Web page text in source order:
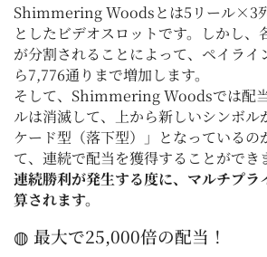
Shimmering Woodsとは5リール×3
としたビデオスロットです。しかし、
が分割されることによって、ペイライ
ら7,776通りまで増加します。
そして、Shimmering Woodsでは配
ルは消滅して、上から新しいシンボル
ケード型（落下型）」となっているの
て、連続で配当を獲得することができ
連続勝利が発生する度に、マルチプラ
算されます。
◍ 最大で25,000倍の配当！